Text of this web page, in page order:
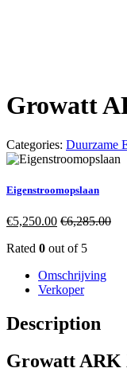
Growatt
Categories: Duurzame
Eigenstroomopslaan
€5,250.00 €6,285.00
Rated 0 out of 5
Omschrijving
Verkoper
Description
Growatt ARK